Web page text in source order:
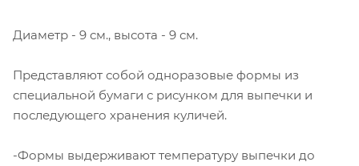
Диаметр - 9 см., высота - 9 см.
Представляют собой одноразовые формы из
специальной бумаги с рисунком для выпечки и
последующего хранения куличей.
-Формы выдерживают температуру выпечки до